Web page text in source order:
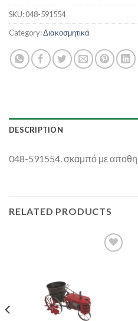
SKU:048-591554
Category:Διακοσμητικά
DESCRIPTION
048-591554. σκαμπό με
RELATED PRODUCTS